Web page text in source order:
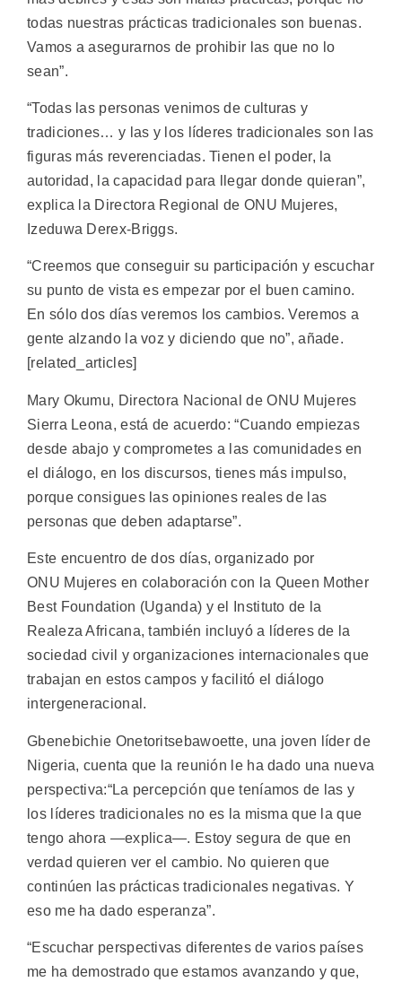
todas nuestras prácticas tradicionales son buenas.
Vamos a asegurarnos de prohibir las que no lo
sean”.
“Todas las personas venimos de culturas y
tradiciones… y las y los líderes tradicionales son las
figuras más reverenciadas. Tienen el poder, la
autoridad, la capacidad para llegar donde quieran”,
explica la Directora Regional de ONU Mujeres,
Izeduwa Derex-Briggs.
“Creemos que conseguir su participación y escuchar
su punto de vista es empezar por el buen camino.
En sólo dos días veremos los cambios. Veremos a
gente alzando la voz y diciendo que no”, añade.
[related_articles]
Mary Okumu, Directora Nacional de ONU Mujeres
Sierra Leona, está de acuerdo: “Cuando empiezas
desde abajo y comprometes a las comunidades en
el diálogo, en los discursos, tienes más impulso,
porque consigues las opiniones reales de las
personas que deben adaptarse”.
Este encuentro de dos días, organizado por
ONU Mujeres en colaboración con la Queen Mother
Best Foundation (Uganda) y el Instituto de la
Realeza Africana, también incluyó a líderes de la
sociedad civil y organizaciones internacionales que
trabajan en estos campos y facilitó el diálogo
intergeneracional.
Gbenebichie Onetoritsebawoette, una joven líder de
Nigeria, cuenta que la reunión le ha dado una nueva
perspectiva:“La percepción que teníamos de las y
los líderes tradicionales no es la misma que la que
tengo ahora —explica—. Estoy segura de que en
verdad quieren ver el cambio. No quieren que
continúen las prácticas tradicionales negativas. Y
eso me ha dado esperanza”.
“Escuchar perspectivas diferentes de varios países
me ha demostrado que estamos avanzando y que,